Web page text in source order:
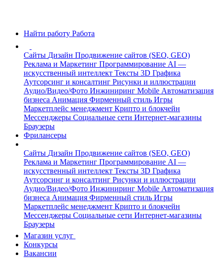
Найти работу Работа
Сайты Дизайн Продвижение сайтов (SEO, GEO)
Реклама и Маркетинг Программирование AI —
искусственный интеллект Тексты 3D Графика
Аутсорсинг и консалтинг Рисунки и иллюстрации
Аудио/Видео/Фото Инжиниринг Mobile Автоматизация
бизнеса Анимация Фирменный стиль Игры
Маркетплейс менеджмент Крипто и блокчейн
Мессенджеры Социальные сети Интернет-магазины
Браузеры
Фрилансеры
Сайты Дизайн Продвижение сайтов (SEO, GEO)
Реклама и Маркетинг Программирование AI —
искусственный интеллект Тексты 3D Графика
Аутсорсинг и консалтинг Рисунки и иллюстрации
Аудио/Видео/Фото Инжиниринг Mobile Автоматизация
бизнеса Анимация Фирменный стиль Игры
Маркетплейс менеджмент Крипто и блокчейн
Мессенджеры Социальные сети Интернет-магазины
Браузеры
Магазин услуг
Конкурсы
Вакансии